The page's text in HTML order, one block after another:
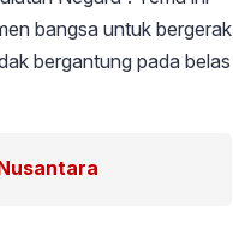
bangsa untuk bergerak
bergantung pada belas